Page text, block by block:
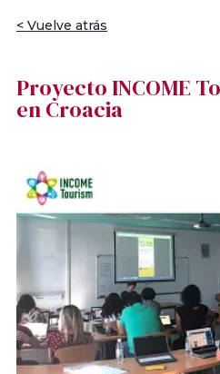
< Vuelve atrás
Proyecto INCOME
en Croacia